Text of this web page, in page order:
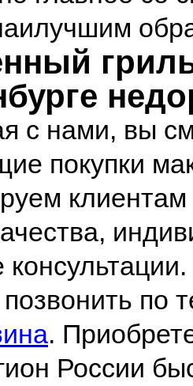
с нами, вы
покупки
по
.
России